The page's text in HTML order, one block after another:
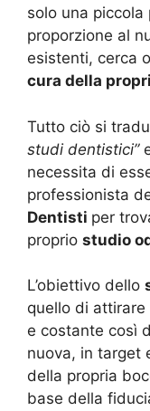
solo una
proporzione al
esistenti, cerca
cura della
Tutto ciò si
studi dentistici”
necessita di
professionista
Dentisti per
proprio studio
L’obiettivo dello
quello di
e costante così
nuova, in target
della propria
base della